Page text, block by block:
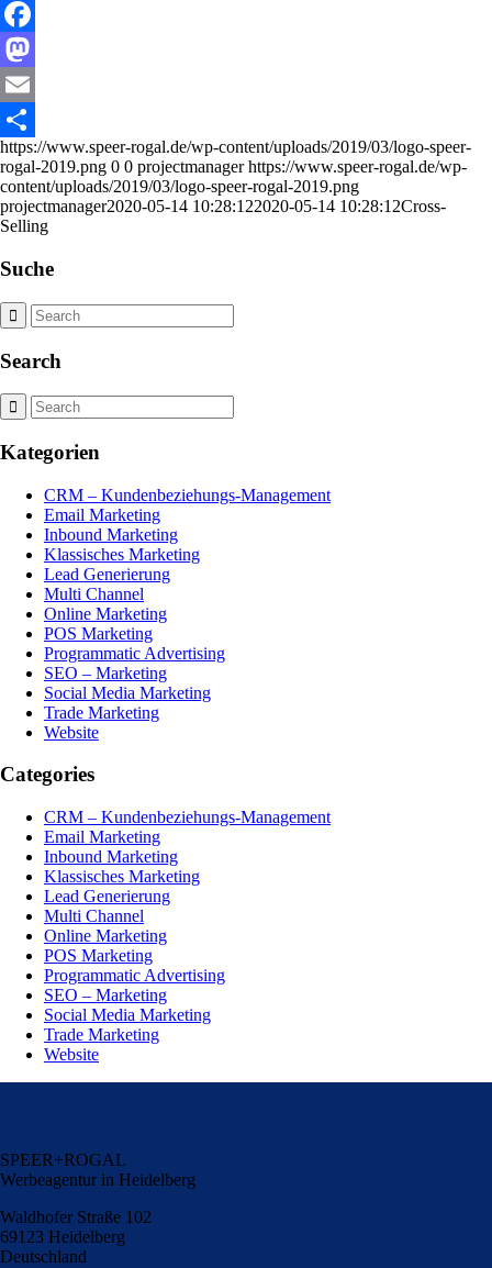
Facebook
Mastodon
Email
Share
https://www.speer-rogal.de/wp-content/uploads/2019/03/logo-speer-
rogal-2019.png 0 0 projectmanager https://www.speer-rogal.de/wp-
content/uploads/2019/03/logo-speer-rogal-2019.png
projectmanager2020-05-14 10:28:122020-05-14 10:28:12Cross-
Selling
Suche
Search
Kategorien
CRM – Kundenbeziehungs-Management
Email Marketing
Inbound Marketing
Klassisches Marketing
Lead Generierung
Multi Channel
Online Marketing
POS Marketing
Programmatic Advertising
SEO – Marketing
Social Media Marketing
Trade Marketing
Website
Categories
CRM – Kundenbeziehungs-Management
Email Marketing
Inbound Marketing
Klassisches Marketing
Lead Generierung
Multi Channel
Online Marketing
POS Marketing
Programmatic Advertising
SEO – Marketing
Social Media Marketing
Trade Marketing
Website
SPEER+ROGAL
Werbeagentur in Heidelberg
Waldhofer Straße 102
69123 Heidelberg
Deutschland